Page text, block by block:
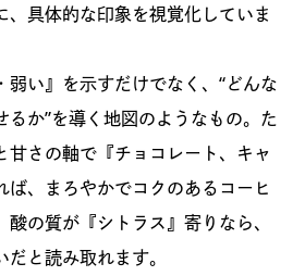
、具体的な印象を視覚化していま
弱い』を示すだけでなく、“どんな
るか”を導く地図のようなもの。た
甘さの軸で『チョコレート、キャ
ば、まろやかでコクのあるコーヒ
の質が『シトラス』寄りなら、
と読み取れます。